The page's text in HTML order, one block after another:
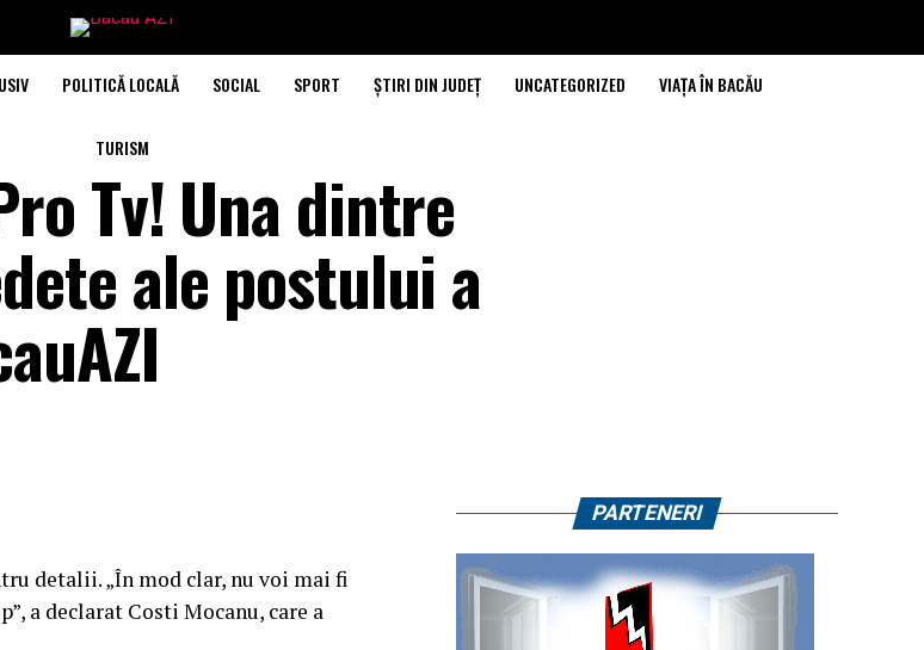
POLITICĂ LOCALĂ SOCIAL SPORT ȘTIRI DIN JUDEȚ UNCATEGORIZED VIAȚA ÎN BACĂU
TURISM
Tv! Una dintre
ale postului a
detalii. „În mod clar, nu voi mai fi
a declarat Costi Mocanu, care a
PARTENERI